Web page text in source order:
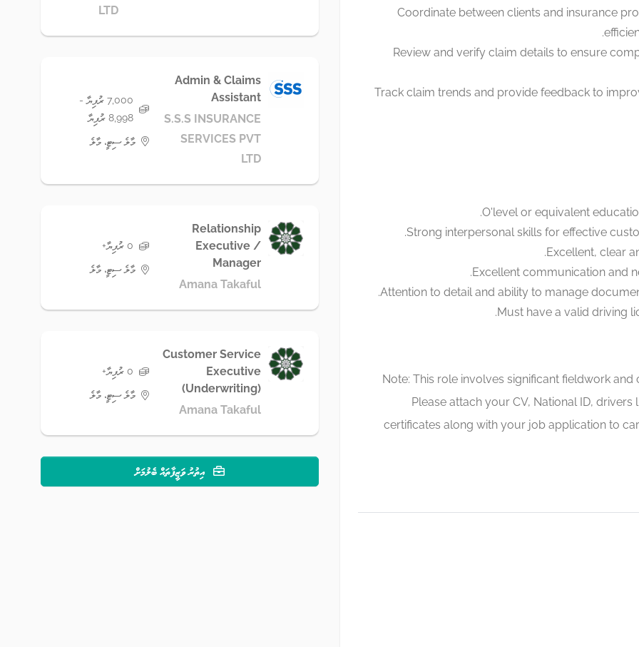
Coordinate between clients and insurance
Review and verify claim details to ensure
Track claim trends and provide feedback to
O'levelor equivalent
Strong interpersonal skills for effective
Excellent, clear
Excellent communication and
Attention to detail and ability to manage
Must have a valid driving
Note: This role involves significant fieldwork
Please attach your CV, National ID,
certificates along with your job application to
LTD
Admin & Claims
Assistant
S.S.S INSURANCE
SERVICES PVT
LTD
7,000 ރުފިޔާ -
8,998 ރުފިޔާ
މާލެ ސިޓީ، މާލެ
Relationship
Executive /
Manager
Amana Takaful
0 ރުފިޔާ+
މާލެ ސިޓީ، މާލެ
Customer Service
Executive
(Underwriting)
Amana Takaful
0 ރުފިޔާ+
މާލެ ސިޓީ، މާލެ
އިތުރު ވަޒީފާތައް ބެލުމަށް